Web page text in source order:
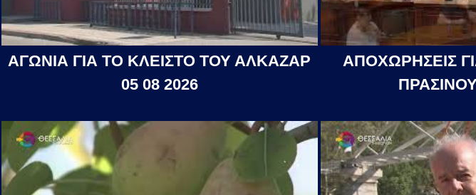
ΑΓΩΝΙΑ ΓΙΑ ΤΟ ΚΛΕΙΣΤΟ ΤΟΥ ΑΛΚΑΖΑΡ
05 08 2026
ΑΠΟΧΩΡΗΣΕΙΣ